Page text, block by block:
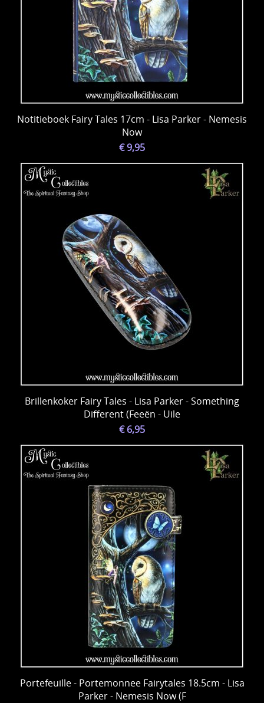
Notitieboek Fairy Tales 17cm - Lisa Parker - Nemesis
Now
€ 9,95
Brillenkoker Fairy Tales - Lisa Parker - Something
Different (Feeën - Uile
€ 6,95
Portefeuille - Portemonnee Fairytales 18.5cm - Lisa
Parker - Nemesis Now (F